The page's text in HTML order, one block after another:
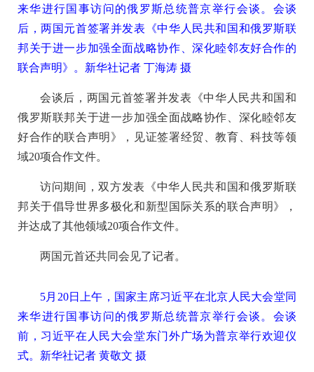
来华进行国事访问的俄罗斯总统普京举行会谈。会谈
后，两国元首签署并发表《中华人民共和国和俄罗斯联
邦关于进一步加强全面战略协作、深化睦邻友好合作的
联合声明》。新华社记者 丁海涛 摄
会谈后，两国元首签署并发表《中华人民共和国和
俄罗斯联邦关于进一步加强全面战略协作、深化睦邻友
好合作的联合声明》，见证签署经贸、教育、科技等领
域20项合作文件。
访问期间，双方发表《中华人民共和国和俄罗斯联
邦关于倡导世界多极化和新型国际关系的联合声明》，
并达成了其他领域20项合作文件。
两国元首还共同会见了记者。
5月20日上午，国家主席习近平在北京人民大会堂同
来华进行国事访问的俄罗斯总统普京举行会谈。会谈
前，习近平在人民大会堂东门外广场为普京举行欢迎仪
式。新华社记者 黄敬文 摄